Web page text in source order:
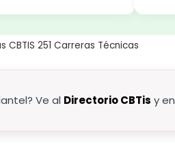
CBTIS 251 Carreras Técnicas
Ve al Directorio CBTis y